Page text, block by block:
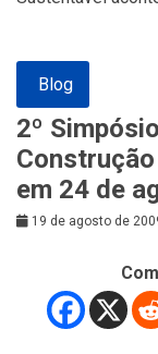
Blog
2º
em 24 de
19 de agosto de